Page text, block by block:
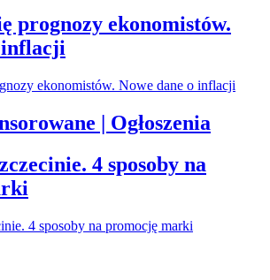
prognozy ekonomistów.
inflacji
| Ogłoszenia
4 sposoby na